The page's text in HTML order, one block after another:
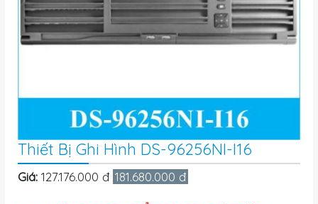
Thiết Bị Ghi Hình DS-96256NI-I16
Giá: 127.176.000 đ 181.680.000 đ